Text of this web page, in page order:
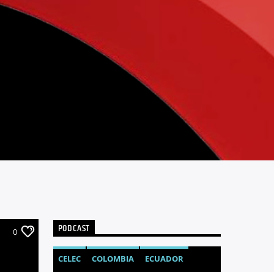
0 PODCAST
CELEC COLOMBIA
ECUADOR